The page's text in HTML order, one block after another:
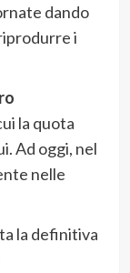
dando
i
la quota
Ad oggi, nel
nelle
la definitiva